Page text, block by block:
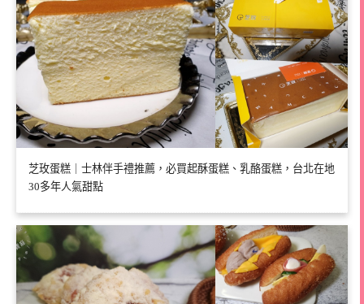
芝玫蛋糕｜士林伴手禮推薦，必買起酥蛋糕、乳酪蛋糕，台北在地
30多年人氣甜點